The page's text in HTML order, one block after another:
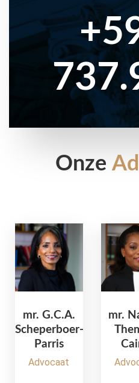
Onze
mr. G.C.A.
Scheperboer-
Parris
Advocaat
mr.